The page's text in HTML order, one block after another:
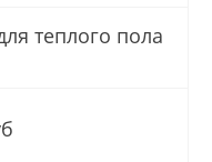
теплого пола